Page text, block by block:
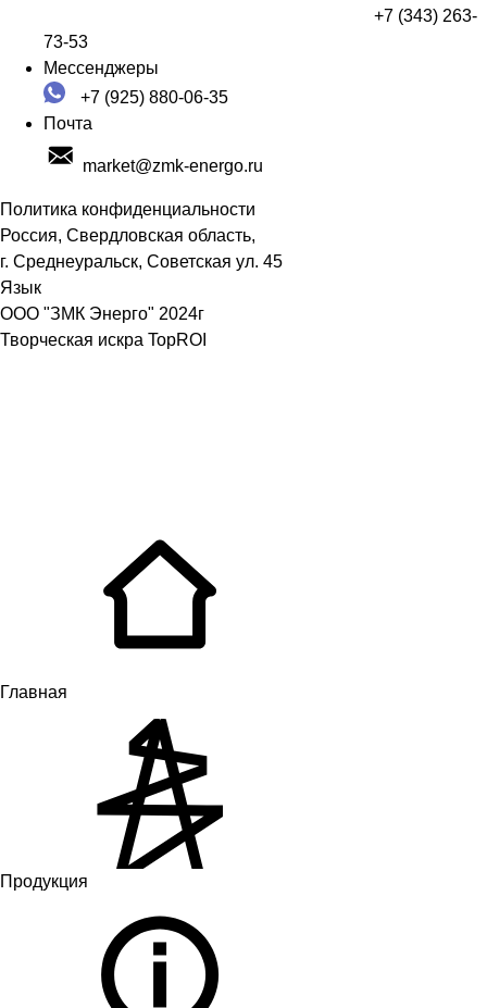
+7 (343) 263-
73-53
Мессенджеры
+7 (925) 880-06-35
Почта
market@zmk-energo.ru
Политика конфиденциальности
Россия, Свердловская область,
г. Среднеуральск, Советская ул. 45
Язык
ООО "ЗМК Энерго" 2024г
Творческая искра TopROI
Главная
Продукция